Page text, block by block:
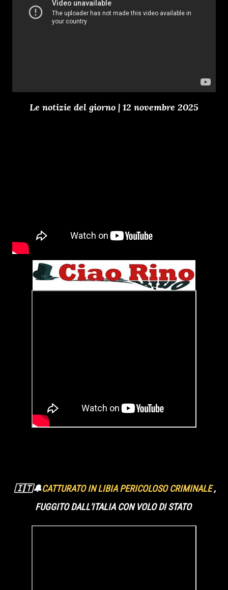
Le notizie del giorno | 12 novembre 2025
🇮🇹🔔CATTURATO IN LIBIA PERICOLOSO CRIMINALE,
FUGGITO DALL'ITALIA CON VOLO DI STATO